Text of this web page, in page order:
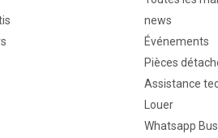
news
Événements
Pièces
Assistance
Louer
Whatsapp